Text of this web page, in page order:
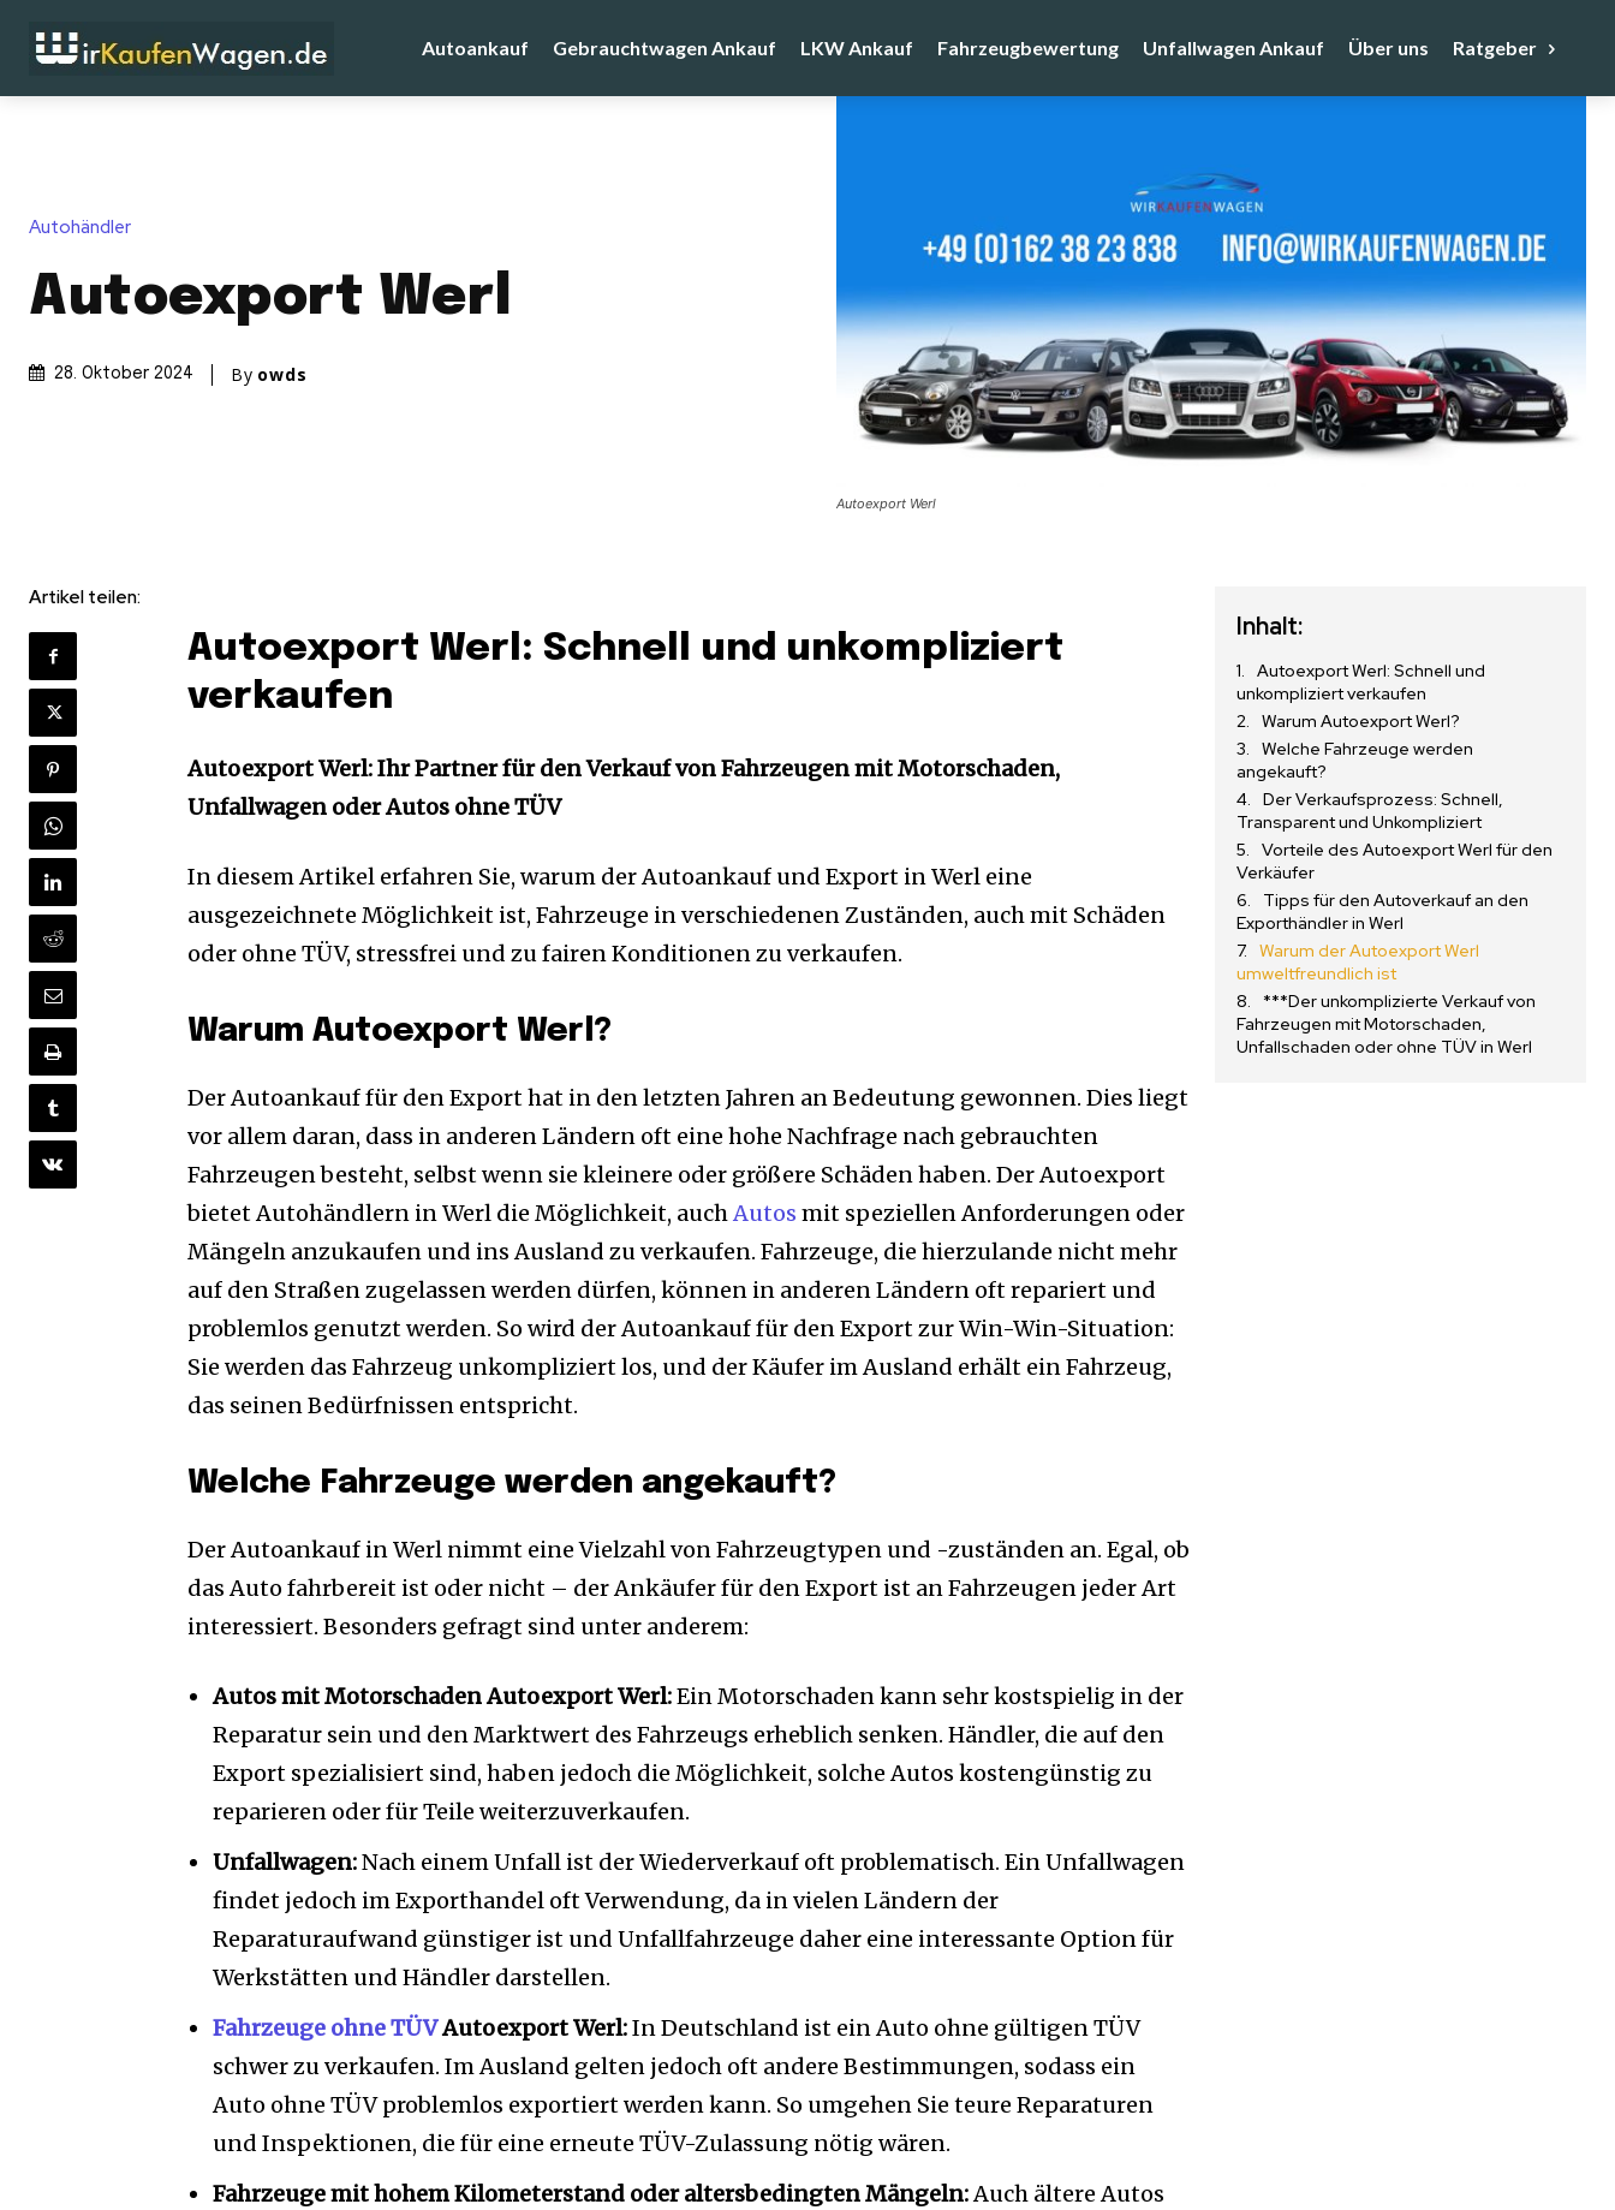
Autoankauf Gebrauchtwagen Ankauf LKW Ankauf Fahrzeugbewertung Unfallwagen Ankauf Über uns Ratgeber
Autohändler
Autoexport Werl
28. Oktober 2024 By owds
Autoexport Werl
Artikel teilen:
Autoexport Werl: Schnell und unkompliziert
verkaufen
Autoexport Werl: Ihr Partner für den Verkauf von Fahrzeugen mit Motorschaden,
Unfallwagen oder Autos ohne TÜV
In diesem Artikel erfahren Sie, warum der Autoankauf und Export in Werl eine
ausgezeichnete Möglichkeit ist, Fahrzeuge in verschiedenen Zuständen, auch mit Schäden
oder ohne TÜV, stressfrei und zu fairen Konditionen zu verkaufen.
Warum Autoexport Werl?
Der Autoankauf für den Export hat in den letzten Jahren an Bedeutung gewonnen. Dies liegt
vor allem daran, dass in anderen Ländern oft eine hohe Nachfrage nach gebrauchten
Fahrzeugen besteht, selbst wenn sie kleinere oder größere Schäden haben. Der Autoexport
bietet Autohändlern in Werl die Möglichkeit, auchAutos mit speziellen Anforderungen oder
Mängeln anzukaufen und ins Ausland zu verkaufen. Fahrzeuge, die hierzulande nicht mehr
auf den Straßen zugelassen werden dürfen, können in anderen Ländern oft repariert und
problemlos genutzt werden. So wird der Autoankauf für den Export zur Win-Win-Situation:
Sie werden das Fahrzeug unkompliziert los, und der Käufer im Ausland erhält ein Fahrzeug,
das seinen Bedürfnissen entspricht.
Welche Fahrzeuge werden angekauft?
Der Autoankauf in Werl nimmt eine Vielzahl von Fahrzeugtypen und -zuständen an. Egal, ob
das Auto fahrbereit ist oder nicht – der Ankäufer für den Export ist an Fahrzeugen jeder Art
interessiert. Besonders gefragt sind unter anderem:
Autos mit Motorschaden Autoexport Werl:Ein Motorschaden kann sehr kostspielig in der
Reparatur sein und den Marktwert des Fahrzeugs erheblich senken. Händler, die auf den
Export spezialisiert sind, haben jedoch die Möglichkeit, solche Autos kostengünstig zu
reparieren oder für Teile weiterzuverkaufen.
Unfallwagen:Nach einem Unfall ist der Wiederverkauf oft problematisch. Ein Unfallwagen
findet jedoch im Exporthandel oft Verwendung, da in vielen Ländern der
Reparaturaufwand günstiger ist und Unfallfahrzeuge daher eine interessante Option für
Werkstätten und Händler darstellen.
Fahrzeuge ohne TÜVAutoexport Werl:In Deutschland ist ein Auto ohne gültigen TÜV
schwer zu verkaufen. Im Ausland gelten jedoch oft andere Bestimmungen, sodass ein
Auto ohne TÜV problemlos exportiert werden kann. So umgehen Sie teure Reparaturen
und Inspektionen, die für eine erneute TÜV-Zulassung nötig wären.
Fahrzeuge mit hohem Kilometerstand oder altersbedingten Mängeln:Auch ältere Autos
Inhalt:
Autoexport Werl: Schnell und
unkompliziert verkaufen
Warum Autoexport Werl?
Welche Fahrzeuge werden
angekauft?
Der Verkaufsprozess: Schnell,
Transparent und Unkompliziert
Vorteile des Autoexport Werl für den
Verkäufer
Tipps für den Autoverkauf an den
Exporthändler in Werl
Warum der Autoexport Werl
umweltfreundlich ist
***Der unkomplizierte Verkauf von
Fahrzeugen mit Motorschaden,
Unfallschaden oder ohne TÜV in Werl